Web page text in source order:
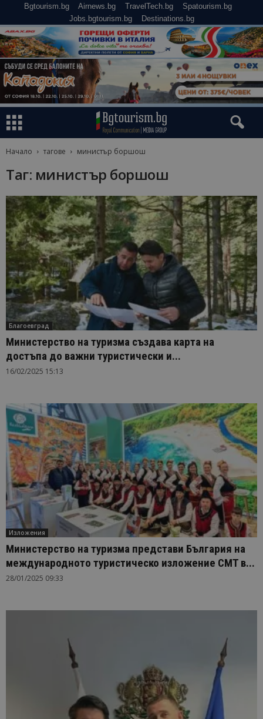
Bgtourism.bg Airnews.bg TravelTech.bg
Spatourism.bg
Jobs.bgtourism.bg
Destinations.bg
Начало тагове министър боршош
Таг: министър боршош
Благоевград
Министерство на туризма създава карта на
достъпа до важни туристически и...
16/02/2025 15:13
Изложения
Министерство на туризма представи България на
международното туристическо изложение CMT в...
28/01/2025 09:33